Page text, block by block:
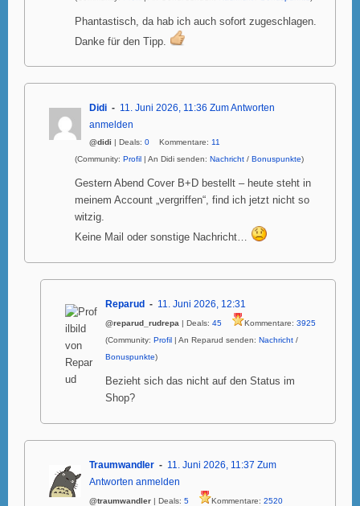
Phantastisch, da hab ich auch sofort zugeschlagen.
Danke für den Tipp.
Didi 11. Juni 2026, 11:36 Zum Antworten
anmelden
@didi | Deals: 0 Kommentare: 11
(Community: Profil | An Didi senden: Nachricht / Bonuspunkte)
Gestern Abend Cover B+D bestellt – heute steht in
meinem Account „vergriffen“, find ich jetzt nicht so
witzig.
Keine Mail oder sonstige Nachricht…
Reparud 11. Juni 2026, 12:31
@reparud_rudrepa | Deals: 45 Kommentare: 3925
(Community: Profil | An Reparud senden: Nachricht /
Bonuspunkte)
Bezieht sich das nicht auf den Status im
Shop?
Traumwandler 11. Juni 2026, 11:37 Zum
Antworten anmelden
@traumwandler | Deals: 5 Kommentare: 2520